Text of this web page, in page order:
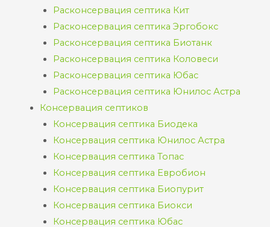
Расконсервация септика Кит
Расконсервация септика Эргобокс
Расконсервация септика Биотанк
Расконсервация септика Коловеси
Расконсервация септика Юбас
Расконсервация септика Юнилос Астра
Консервация септиков
Консервация септика Биодека
Консервация септика Юнилос Астра
Консервация септика Топас
Консервация септика Евробион
Консервация септика Биопурит
Консервация септика Биокси
Консервация септика Юбас